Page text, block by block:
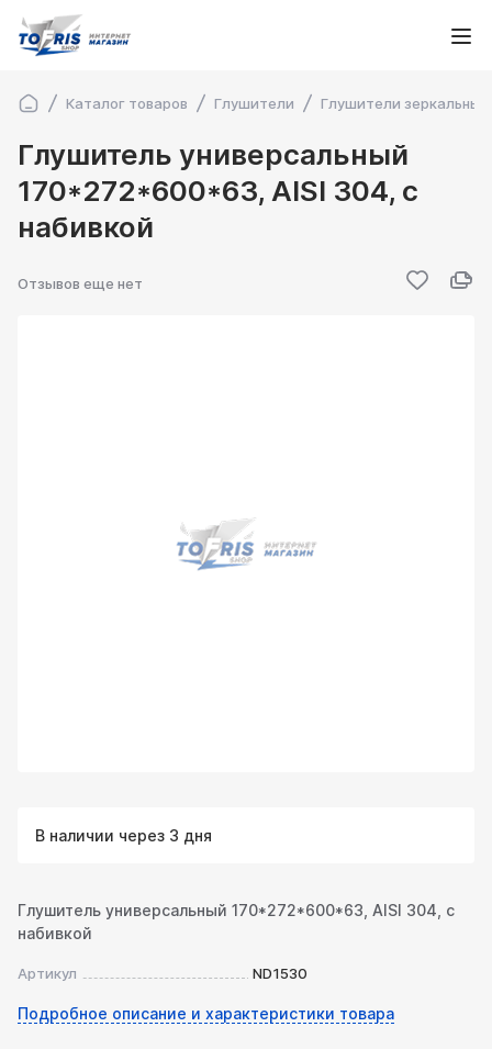
Каталог товаров Глушители Глушители зеркальные
Глушитель универсальный
170*272*600*63, AISI 304, с
набивкой
Отзывов еще нет
В наличии через 3 дня
Глушитель универсальный 170*272*600*63, AISI 304, с
набивкой
Артикул ND1530
Подробное описание и характеристики товара